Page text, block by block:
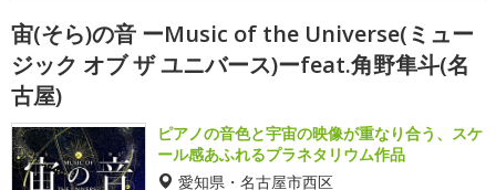
宙(そら)の音 ーMusic of the Universe(ミュー
ジック オブ ザ ユニバース)ーfeat.角野隼斗(名
古屋)
ピアノの音色と宇宙の映像が重なり合う、スケ
ール感あふれるプラネタリウム作品
愛知県・名古屋市西区